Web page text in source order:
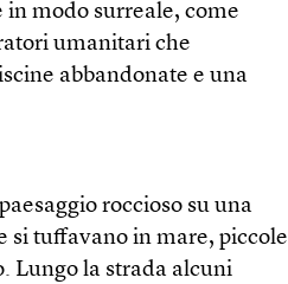
in modo surreale, come
umanitari che
abbandonate e una
roccioso su una
si tuffavano in mare, piccole
Lungo la strada alcuni